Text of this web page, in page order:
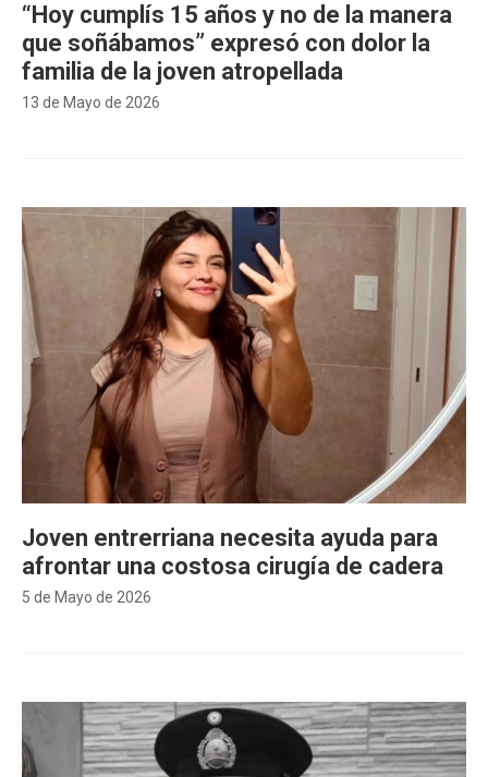
13 de Mayo de 2026
“Hoy cumplís 15 años y no de la manera
que soñábamos” expresó con dolor la
familia de la joven atropellada
5 de Mayo de 2026
Joven entrerriana necesita ayuda para
afrontar una costosa cirugía de cadera